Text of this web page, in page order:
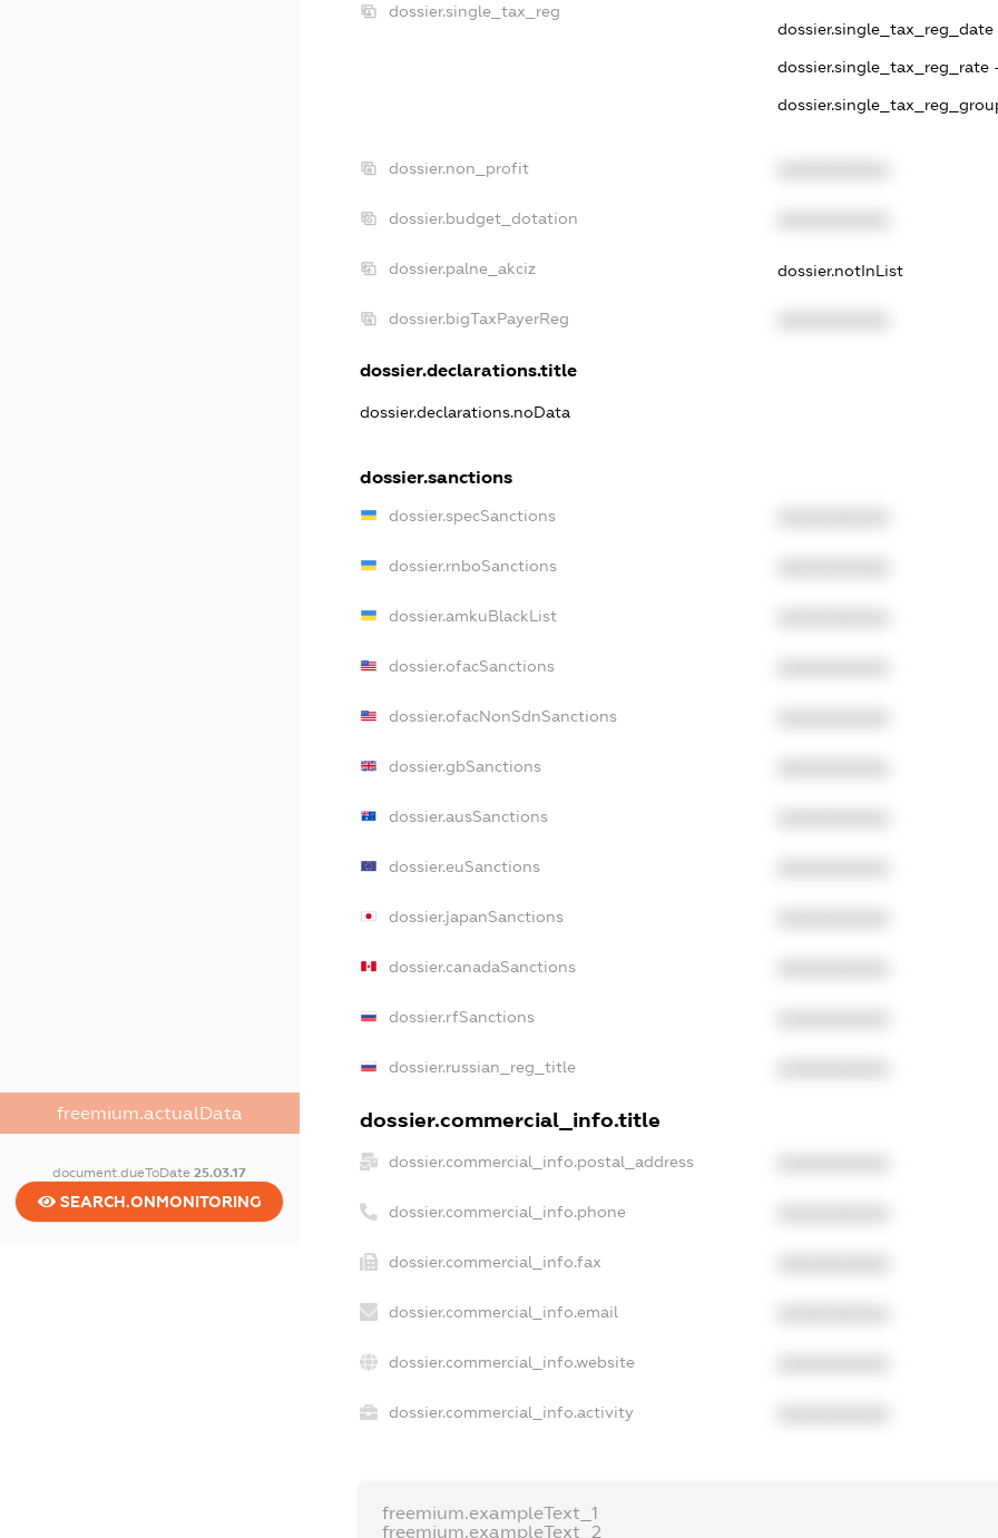
freemium.actualData
document.dueToDate25.03.17
SEARCH.ONMONITORING
dossier.single_tax_reg
dossier.single_tax_reg_date -
dossier.single_tax_reg_rate
dossier.non_profit
dossier.budget_dotation
dossier.palne_akciz dossier.notInList
dossier.bigTaxPayerReg
dossier.declarations.title
dossier.declarations.noData
dossier.sanctions
dossier.specSanctions
dossier.rnboSanctions
dossier.amkuBlackList
dossier.ofacSanctions
dossier.ofacNonSdnSanctions
dossier.gbSanctions
dossier.ausSanctions
dossier.euSanctions
dossier.japanSanctions
dossier.canadaSanctions
dossier.rfSanctions
dossier.russian_reg_title
dossier.commercial_info.title
dossier.commercial_info.postal_address
dossier.commercial_info.phone
dossier.commercial_info.fax
dossier.commercial_info.email
dossier.commercial_info.website
dossier.commercial_info.activity
freemium.exampleText_1
freemium.exampleText_2